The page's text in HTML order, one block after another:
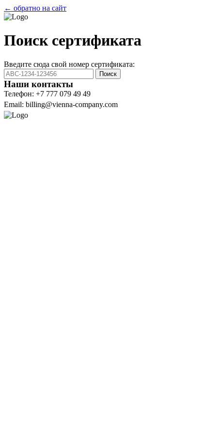
← обратно на сайт
Поиск сертификата
Введите сюда свой номер сертификата:
Поиск
Наши контакты
Телефон: +7 777 079 49 49
Email: billing@vienna-company.com